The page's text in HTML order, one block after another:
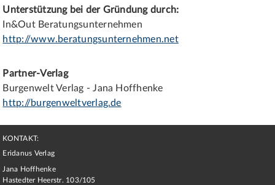
Unterstützung bei der Gründung durch:
In&Out Beratungsunternehmen
http://www.beratungsunternehmen.net
Partner-Verlag
Burgenwelt Verlag - Jana Hoffhenke
http://burgenweltverlag.de
KONTAKT:
Eridanus Verlag
Jana Hoffhenke
Hastedter Heerstr. 103/105